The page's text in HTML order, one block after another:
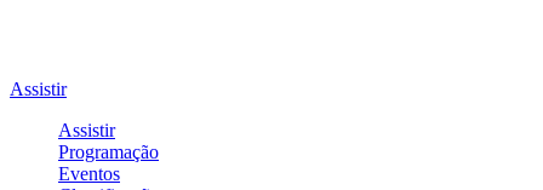
Assistir
Assistir
Programação
Eventos